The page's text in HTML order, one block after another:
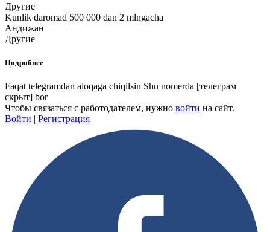
Другие
Kunlik daromad 500 000 dan 2 mlngacha
Андижан
Другие
Подробнее
Faqat telegramdan aloqaga chiqilsin Shu nomerda [телеграм
скрыт] bor
Чтобы связаться с работодателем, нужно войти на сайт.
Войти | Регистрация